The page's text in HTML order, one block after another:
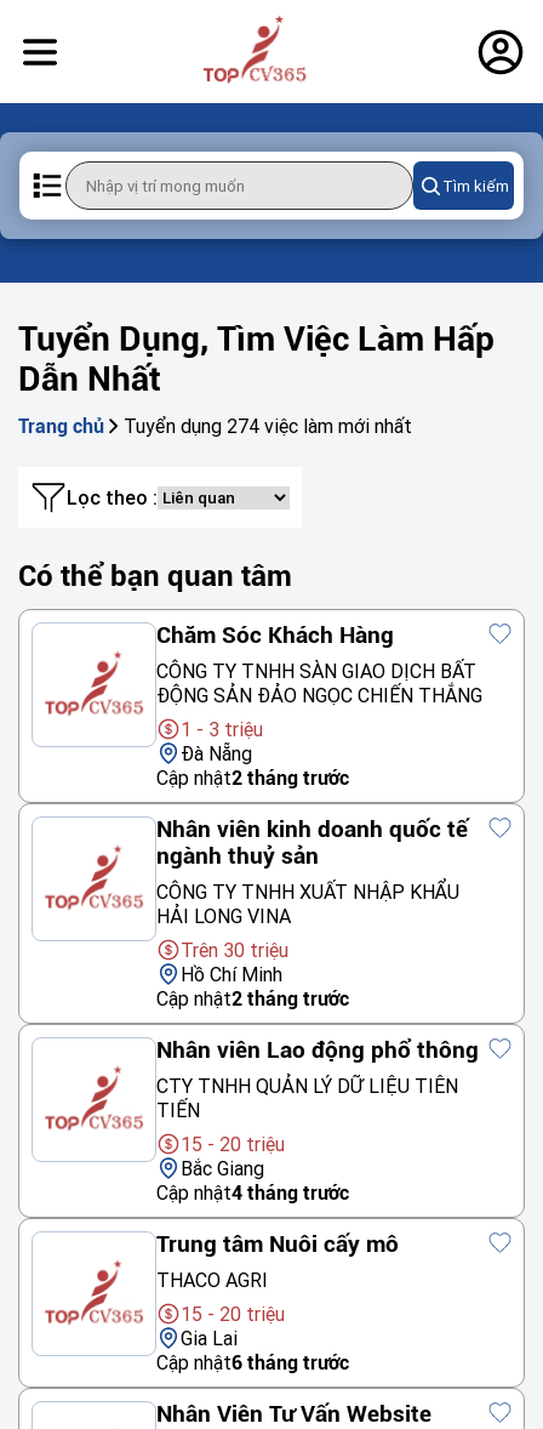
Tìm kiếm
Tuyển Dụng, Tìm Việc Làm Hấp
Dẫn Nhất
Trang chủ Tuyển dụng 274 việc làm mới nhất
Lọc theo :
Chăm Sóc Khách Hàng
CÔNG TY TNHH SÀN GIAO DỊCH BẤT
ĐỘNG SẢN ĐẢO NGỌC CHIẾN THẮNG
1 - 3 triệu
Đà Nẵng
Cập nhật2 tháng trước
Nhân viên kinh doanh quốc tế
ngành thuỷ sản
CÔNG TY TNHH XUẤT NHẬP KHẨU
HẢI LONG VINA
Trên 30 triệu
Hồ Chí Minh
Cập nhật2 tháng trước
Nhân viên Lao động phổ thông
CTY TNHH QUẢN LÝ DỮ LIỆU TIÊN
TIẾN
15 - 20 triệu
Bắc Giang
Cập nhật4 tháng trước
Trung tâm Nuôi cấy mô
THACO AGRI
15 - 20 triệu
Gia Lai
Cập nhật6 tháng trước
Nhân Viên Tư Vấn Website
Có thể bạn quan tâm